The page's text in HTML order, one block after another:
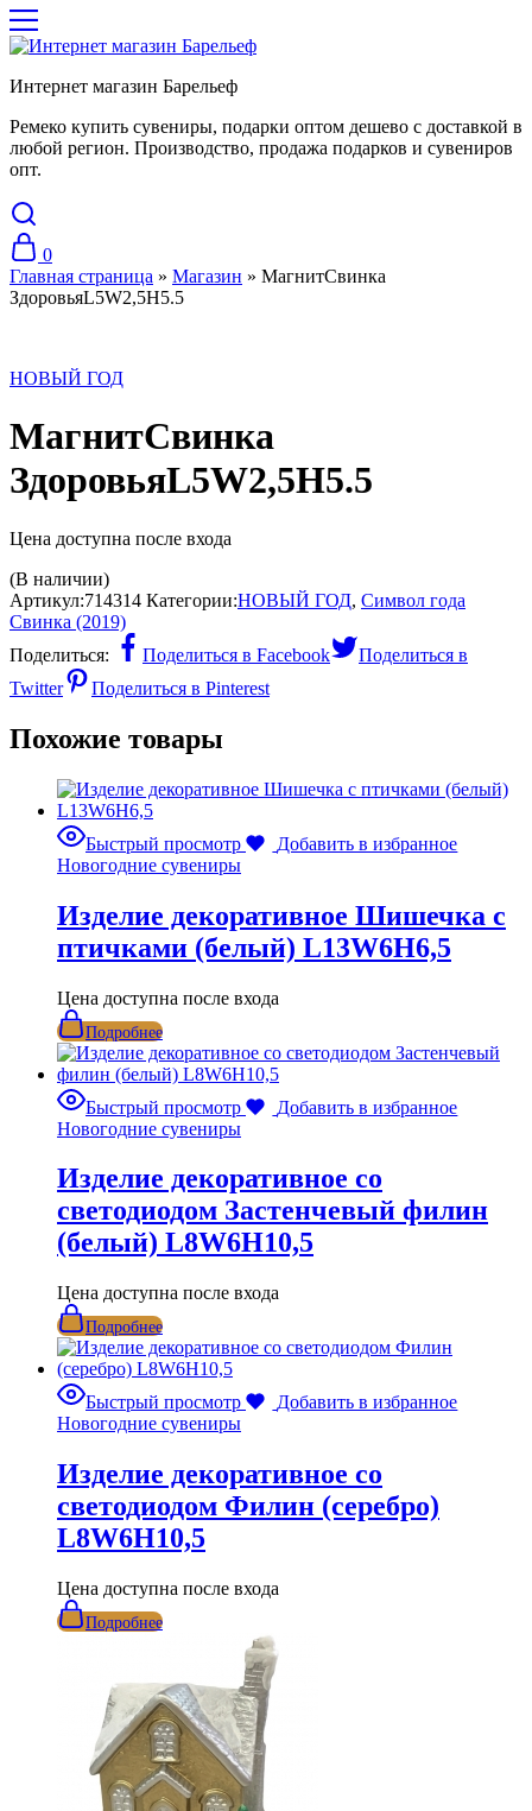
Интернет магазин Барельеф
Ремеко купить сувениры, подарки оптом дешево с доставкой в
любой регион. Производство, продажа подарков и сувениров
опт.
0
Главная страница » Магазин » МагнитСвинка
ЗдоровьяL5W2,5H5.5
НОВЫЙ ГОД
МагнитСвинка
ЗдоровьяL5W2,5H5.5
Цена доступна после входа
(В наличии)
Артикул:714314 Категории:НОВЫЙ ГОД, Символ года
Свинка (2019)
Поделиться:
Поделиться в Facebook
Поделиться в
Twitter
Поделиться в Pinterest
Похожие товары
Быстрый просмотр
Добавить в избранное
Новогодние сувениры
Изделие декоративное Шишечка с
птичками (белый) L13W6H6,5
Цена доступна после входа
Подробнее
Быстрый просмотр
Добавить в избранное
Новогодние сувениры
Изделие декоративное со
светодиодом Застенчевый филин
(белый) L8W6H10,5
Цена доступна после входа
Подробнее
Быстрый просмотр
Добавить в избранное
Новогодние сувениры
Изделие декоративное со
светодиодом Филин (серебро)
L8W6H10,5
Цена доступна после входа
Подробнее